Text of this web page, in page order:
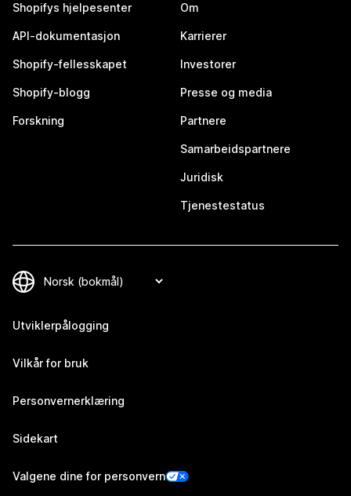
Shopifys hjelpesenter
API-dokumentasjon
Shopify-fellesskapet
Shopify-blogg
Forskning
Om
Karrierer
Investorer
Presse og media
Partnere
Samarbeidspartnere
Juridisk
Tjenestestatus
Utviklerpålogging
Vilkår for bruk
Personvernerklæring
Sidekart
Valgene dine for personvern